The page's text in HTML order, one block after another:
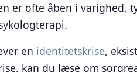
er ofte åben i varighed,
en identitetskrise,
kan du læse om